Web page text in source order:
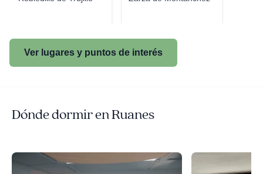
Ver lugares y puntos de interés
Dónde dormir en Ruanes